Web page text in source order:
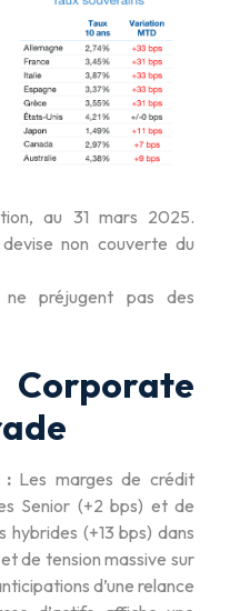
au 31 mars 2025.
non couverte du
ne préjugent pas des
: Les marges de crédit
Senior (+2 bps) et de
hybrides (+13 bps) dans
de tension massive sur
d’une relance